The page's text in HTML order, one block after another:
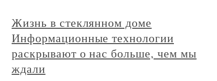
Жизнь в стеклянном доме
Информационные технологии
раскрывают о нас больше, чем мы
ждали